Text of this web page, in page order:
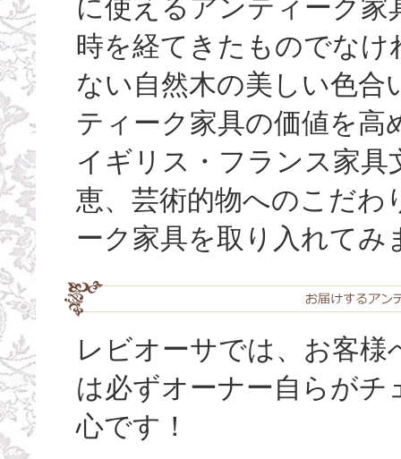
に使えるアンティーク
時を経てきたものでな
ない自然木の美しい色合
ティーク家具の価値を高
イギリス・フランス家
恵、芸術的物へのこだわ
ーク家具を取り入れてみ
レビオーサでは、お客
は必ずオーナー自らが
心です！